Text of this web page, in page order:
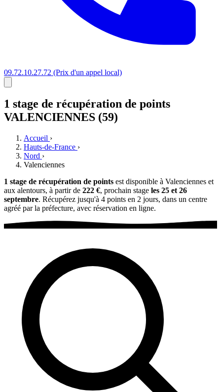
09.72.10.27.72 (Prix d'un appel local)
1 stage de récupération de points
VALENCIENNES (59)
Accueil ›
Hauts-de-France ›
Nord ›
Valenciennes
1 stage de récupération de points est disponible à Valenciennes et
aux alentours, à partir de 222 €, prochain stage les 25 et 26
septembre. Récupérez jusqu'à 4 points en 2 jours, dans un centre
agréé par la préfecture, avec réservation en ligne.